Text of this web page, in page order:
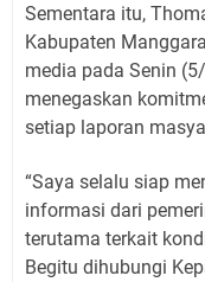
Sementara itu,
Kabupaten
media pada Senin
menegaskan
setiap laporan
“Saya selalu siap
informasi dari
terutama terkait
Begitu dihubungi